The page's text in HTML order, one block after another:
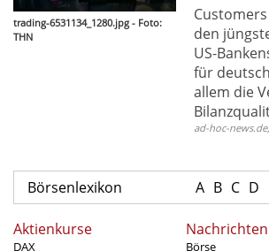
trading-6531134_1280.jpg - Foto:
THN
den
US-
für
allem die
ad-hoc-
Börsenlexikon A B C D
Aktienkurse
DAX
Nachrichten
Börse